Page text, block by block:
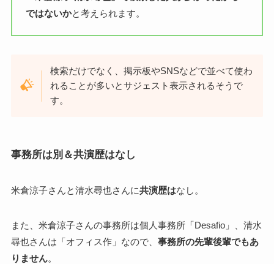
ではないかと考えられます。
検索だけでなく、掲示板やSNSなどで並べて使わ
れることが多いとサジェスト表示されるそうで
す。
事務所は別＆共演歴はなし
米倉涼子さんと清水尋也さんに共演歴はなし。
また、米倉涼子さんの事務所は個人事務所「Desafio」、清水
尋也さんは「オフィス作」なので、 事務所の先輩後輩でもあ
りません。